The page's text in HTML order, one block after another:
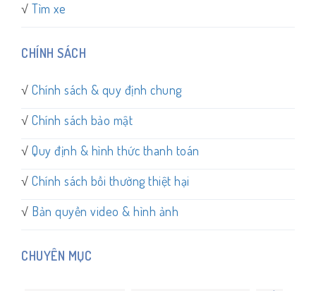
√ Tìm xe
CHÍNH SÁCH
√ Chính sách & quy định chung
√ Chính sách bảo mật
√ Quy định & hình thức thanh toán
√ Chính sách bồi thường thiệt hại
√ Bản quyền video & hình ảnh
CHUYÊN MỤC